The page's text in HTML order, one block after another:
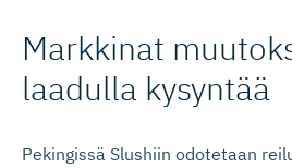
Markkinat
laadulla kysyntää
Pekingissä Slushiin odotetaan